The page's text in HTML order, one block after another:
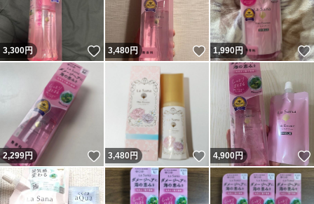
3,300円 いいね！
3,480円 いいね！
1,990円
2,299円 いいね！
3,480円 いいね！
4,900円